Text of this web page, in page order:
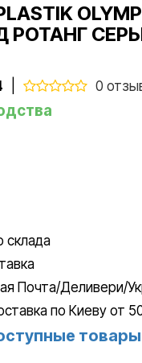
РОТАНГ
0
склада
Почта/Деливери/
по Киеву от
товары